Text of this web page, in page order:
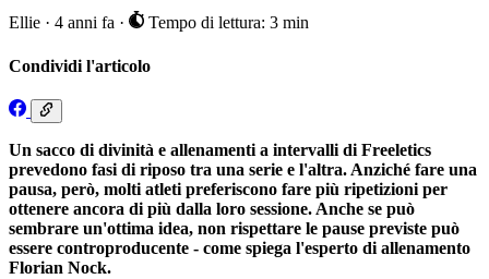
Ellie · 4 anni fa · Tempo di lettura: 3 min
Condividi l'articolo
Un sacco di divinità e allenamenti a intervalli di Freeletics
prevedono fasi di riposo tra una serie e l'altra. Anziché fare una
pausa, però, molti atleti preferiscono fare più ripetizioni per
ottenere ancora di più dalla loro sessione. Anche se può
sembrare un'ottima idea, non rispettare le pause previste può
essere controproducente - come spiega l'esperto di allenamento
Florian Nock.